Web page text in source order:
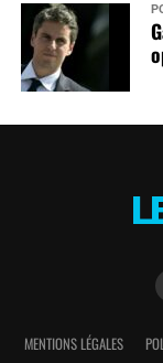
MENTIONS LÉGALES